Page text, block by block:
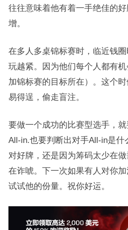
往往意味着他有着一手绝佳的
增。
在多人多桌锦标赛时，临近钱
玩越紧。因为他们每个人都有
加锦标赛的目标所在）。这个
易得逞，偷走盲注。
要做一个成功的比赛型选手，
All-in.也要判断出对手All-in是什
对好牌，还是因为筹码太少在
在诈唬。下一次如果有人对你加
试试他的份量。祝你好运。